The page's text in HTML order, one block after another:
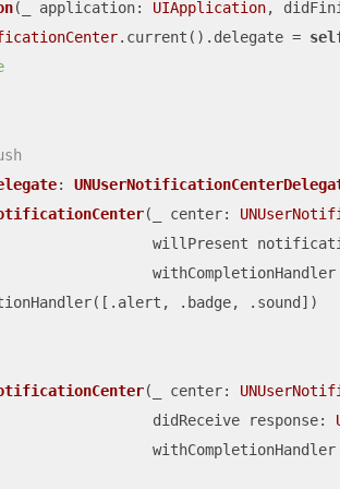
( application: UIApplication,
.current().delegate =
:
( center:
willPresent
withCompletionHandler
.badge, .sound])
( center:
didReceive
response:
withCompletionHandler